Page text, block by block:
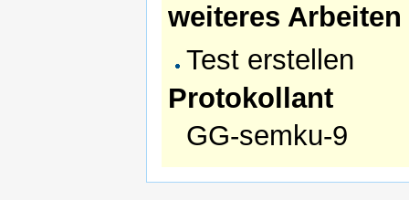
weiteres Arbeiten
Test erstellen
Protokollant
GG-semku-9